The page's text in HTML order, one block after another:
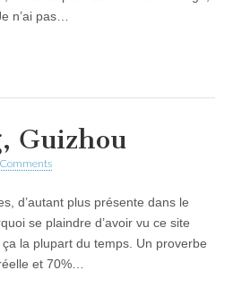
n’ai pas…
Guizhou
d’autant plus présente dans le
se plaindre d’avoir vu ce site
la plupart du temps. Un proverbe
et 70%…